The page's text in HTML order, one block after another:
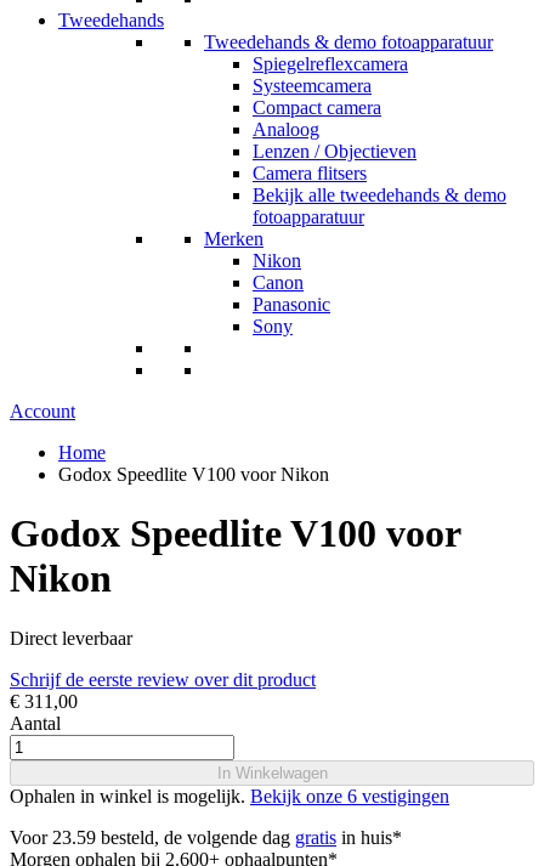
Tweedehands
Tweedehands & demo fotoapparatuur
Spiegelreflexcamera
Systeemcamera
Compact camera
Analoog
Lenzen / Objectieven
Camera flitsers
Bekijk alle tweedehands & demo
fotoapparatuur
Merken
Nikon
Canon
Panasonic
Sony
Account
Home
Godox Speedlite V100 voor Nikon
Godox Speedlite V100 voor
Nikon
Direct leverbaar
Schrijf de eerste review over dit product
€ 311,00
Aantal
In Winkelwagen
Ophalen in winkel is mogelijk. Bekijk onze 6 vestigingen
Voor 23.59 besteld, de volgende dag gratis in huis*
Morgen ophalen bij 2.600+ ophaalpunten*